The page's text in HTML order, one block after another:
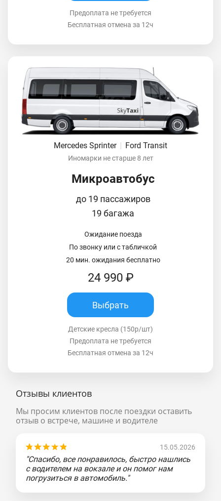
Предоплата не требуется
Бесплатная отмена за 12ч
Mercedes Sprinter Ford Transit
Иномарки не старше 8 лет
Микроавтобус
до 19 пассажиров
19 багажа
Ожидание поезда
По звонку или с табличкой
20 мин. ожидания бесплатно
24 990 ₽
Выбрать
Детские кресла (150р/шт)
Предоплата не требуется
Бесплатная отмена за 12ч
Отзывы клиентов
Мы просим клиентов после поездки оставить
отзыв о встрече, машине и водителе
15.05.2026
"Спасибо, все понравилось, быстро нашлись
с водителем на вокзале и он помог нам
погрузиться в автомобиль."